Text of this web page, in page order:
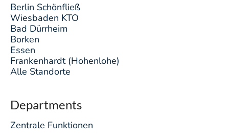
Berlin Schönfließ
Wiesbaden KTO
Bad Dürrheim
Borken
Essen
Frankenhardt (Hohenlohe)
Alle Standorte
Departments
Zentrale Funktionen